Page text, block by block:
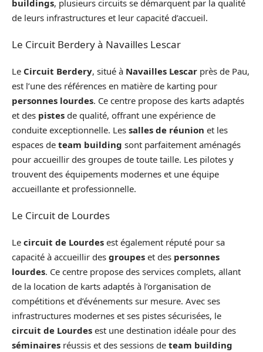
buildings, plusieurs circuits se démarquent par la qualité
de leurs infrastructures et leur capacité d’accueil.
Le Circuit Berdery à Navailles Lescar
Le Circuit Berdery, situé à Navailles Lescar près de Pau,
est l’une des références en matière de karting pour
personnes lourdes. Ce centre propose des karts adaptés
et des pistes de qualité, offrant une expérience de
conduite exceptionnelle. Les salles de réunion et les
espaces de team building sont parfaitement aménagés
pour accueillir des groupes de toute taille. Les pilotes y
trouvent des équipements modernes et une équipe
accueillante et professionnelle.
Le Circuit de Lourdes
Le circuit de Lourdes est également réputé pour sa
capacité à accueillir des groupes et des personnes
lourdes. Ce centre propose des services complets, allant
de la location de karts adaptés à l’organisation de
compétitions et d’événements sur mesure. Avec ses
infrastructures modernes et ses pistes sécurisées, le
circuit de Lourdes est une destination idéale pour des
séminaires réussis et des sessions de team building